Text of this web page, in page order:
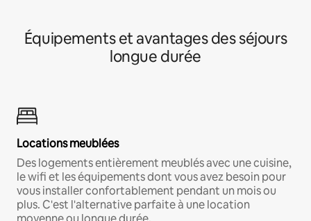
Équipements et avantages des séjours
longue durée
Locations meublées
Des logements entièrement meublés avec une cuisine,
le wifi et les équipements dont vous avez besoin pour
vous installer confortablement pendant un mois ou
plus. C'est l'alternative parfaite à une location